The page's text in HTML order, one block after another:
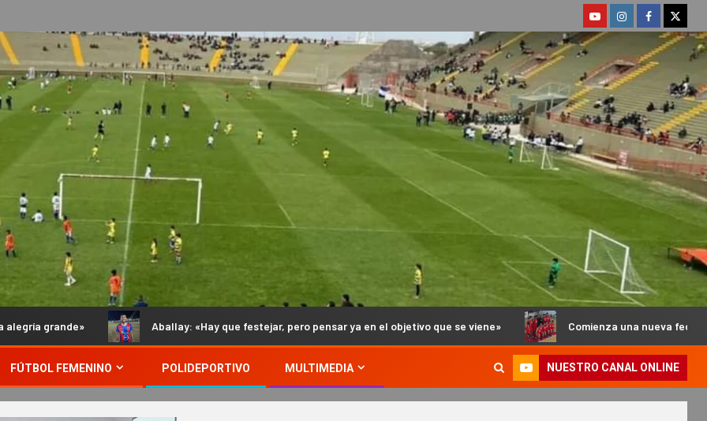
Aballay: «Hay que festejar, pero pensar ya en el objetivo que se viene» Comienza una nueva fecha del Torneo Anual de
FÚTBOL FEMENINO POLIDEPORTIVO MULTIMEDIA NUESTRO CANAL ONLINE